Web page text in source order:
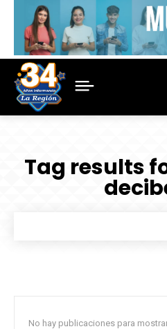
Tag results
No hay publicaciones para